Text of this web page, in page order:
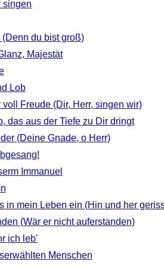
singen
du bist groß)
Majestät
Lob
voll Freude (Dir, Herr, singen wir)
das aus der Tiefe zu Dir dringt
(Deine Gnade, o Herr)
Immanuel
in mein Leben ein (Hin und her
(Wär er nicht auferstanden)
ich leb'
Menschen